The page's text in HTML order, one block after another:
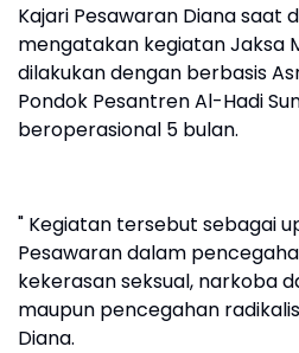
Kajari Pesawaran Diana saat
mengatakan kegiatan Jaksa
dilakukan dengan berbasis
Pondok Pesantren Al-Hadi
beroperasional 5 bulan.
" Kegiatan tersebut sebagai
Pesawaran dalam
kekerasan seksual, narkoba
maupun pencegahan
Diana.